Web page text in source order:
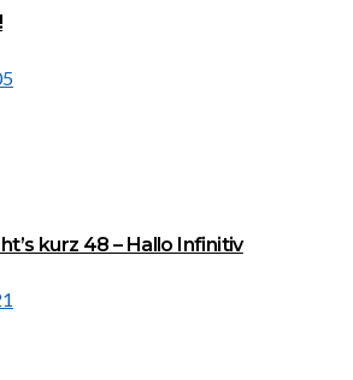
kurz 48 – Hallo Infinitiv